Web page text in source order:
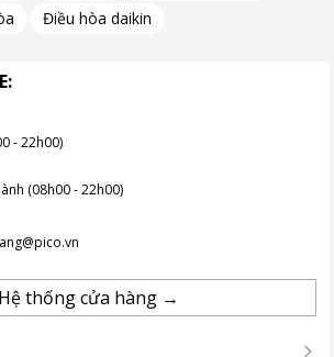
tích 17 lít cho phép máy hoạt động liên
không cần thêm nước thường xuyên.
nước phía trước giúp người dùng dễ
remote điều khiển từ xa, giúp người dùng
Điều hòa daikin
- 22h00)
(08h00 - 22h00)
Hệ thống cửa hàng →